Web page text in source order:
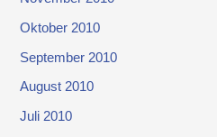
Oktober 2010
September 2010
August 2010
Juli 2010